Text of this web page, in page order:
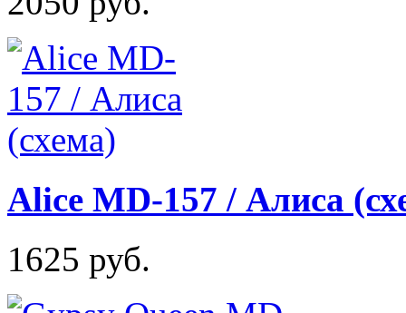
Alice MD-157 / Алиса
1625 руб.